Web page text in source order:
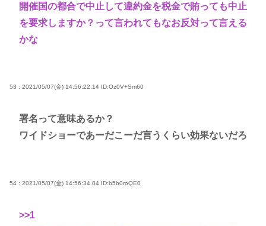
開催国の都合で中止して違約金を税金で賄っても中止
を要求しますか？って言われてもなお反対って言える
かな
53 : 2021/05/07(金) 14:56:22.14 ID:Oz0V+Sm60
署名って意味あるか？
ワイドショーであーだこーだ言うくらい効果ないだろ
54 : 2021/05/07(金) 14:56:34.04 ID:b5b0roQE0
>>1